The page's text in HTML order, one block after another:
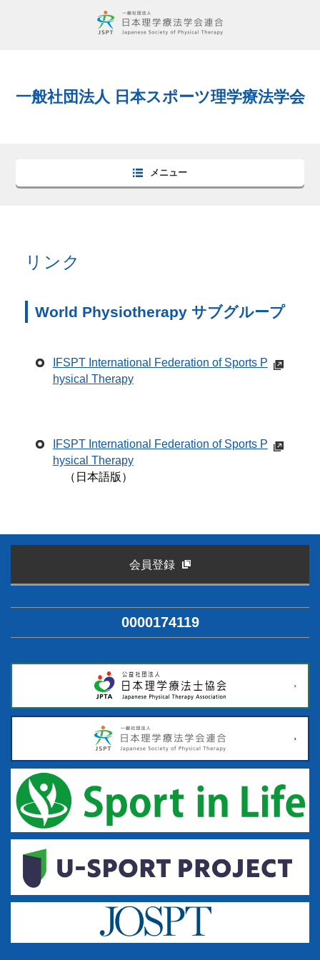
一般社団法人 日本スポーツ理学療法学会
メニュー
リンク
World Physiotherapy サブグループ
IFSPT International Federation of Sports P
hysical Therapy
IFSPT International Federation of Sports P
hysical Therapy
（日本語版）
会員登録
0000174119